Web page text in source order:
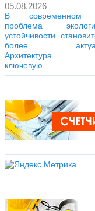
05.08.2026
В современном
проблема
устойчивости
более
Архитектура
ключевую...